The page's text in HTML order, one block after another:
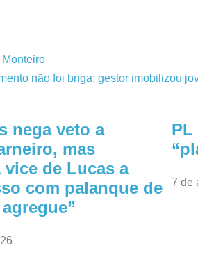
não foi briga; gestor imobilizou
nega veto a
mas
de Lucas a
com palanque de
PL
7 de